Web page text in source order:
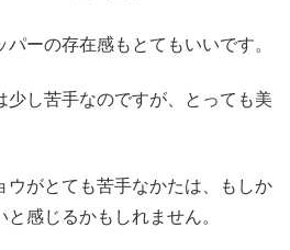
ーの存在感もとてもいいです。
少し苦手なのですが、とっても美
ウがとても苦手なかたは、もしか
感じるかもしれません。